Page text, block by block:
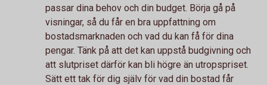
passar dina behov och din budget. Börja gå på
visningar, så du får en bra uppfattning om
bostadsmarknaden och vad du kan få för dina
pengar. Tänk på att det kan uppstå budgivning och
att slutpriset därför kan bli högre än utropspriset.
Sätt ett tak för dig själv för vad din bostad får